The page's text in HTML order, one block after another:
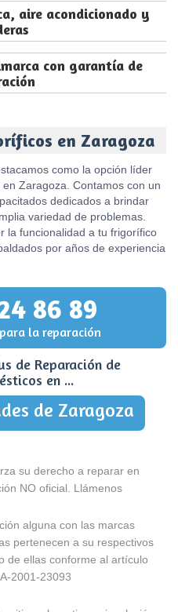
aire acondicionado y
con garantía de
en Zaragoza
como la opción líder
Zaragoza. Contamos con un
dedicados a brindar
variedad de problemas.
la funcionalidad a tu frigorífico
por años de experiencia
86 89
la reparación
de Reparación de
en ...
de Zaragoza
su derecho a reparar en
NO oficial. Llámenos
alguna con las marcas
pertenecen a su respectivos
de ellas conforme al artículo
2001-23093